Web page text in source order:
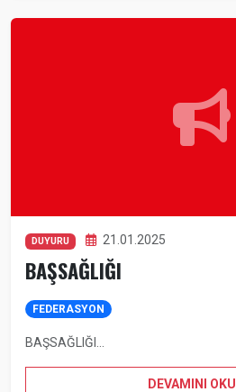
DUYURU 21.01.2025
BAŞSAĞLIĞI
FEDERASYON
BAŞSAĞLIĞI...
DEVAMINI OKU